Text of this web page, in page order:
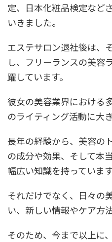
定、日本化粧品検定など
いきました。
エステサロン退社後は、
し、フリーランスの美容
躍しています。
彼女の美容業界における
のライティング活動に大
長年の経験から、美容の
の成分や効果、そして本
幅広い知識を持っています
それだけでなく、日々の
い、新しい情報やケア方
そのため、今まで以上に